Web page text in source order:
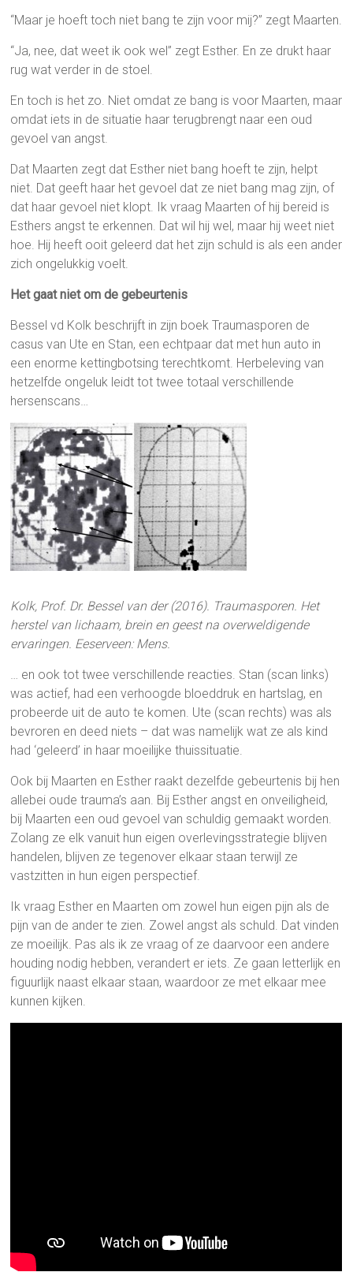
“Maar je hoeft toch niet bang te zijn voor mij?” zegt Maarten.
“Ja, nee, dat weet ik ook wel” zegt Esther. En ze drukt haar
rug wat verder in de stoel.
En toch is het zo. Niet omdat ze bang is voor Maarten, maar
omdat iets in de situatie haar terugbrengt naar een oud
gevoel van angst.
Dat Maarten zegt dat Esther niet bang hoeft te zijn, helpt
niet. Dat geeft haar het gevoel dat ze niet bang mag zijn, of
dat haar gevoel niet klopt. Ik vraag Maarten of hij bereid is
Esthers angst te erkennen. Dat wil hij wel, maar hij weet niet
hoe. Hij heeft ooit geleerd dat het zijn schuld is als een ander
zich ongelukkig voelt.
Het gaat niet om de gebeurtenis
Bessel vd Kolk beschrijft in zijn boek Traumasporen de
casus van Ute en Stan, een echtpaar dat met hun auto in
een enorme kettingbotsing terechtkomt. Herbeleving van
hetzelfde ongeluk leidt tot twee totaal verschillende
hersenscans…
Kolk, Prof. Dr. Bessel van der (2016). Traumasporen. Het
herstel van lichaam, brein en geest na overweldigende
ervaringen. Eeserveen: Mens.
… en ook tot twee verschillende reacties. Stan (scan links)
was actief, had een verhoogde bloeddruk en hartslag, en
probeerde uit de auto te komen. Ute (scan rechts) was als
bevroren en deed niets – dat was namelijk wat ze als kind
had ‘geleerd’ in haar moeilijke thuissituatie.
Ook bij Maarten en Esther raakt dezelfde gebeurtenis bij hen
allebei oude trauma’s aan. Bij Esther angst en onveiligheid,
bij Maarten een oud gevoel van schuldig gemaakt worden.
Zolang ze elk vanuit hun eigen overlevingsstrategie blijven
handelen, blijven ze tegenover elkaar staan terwijl ze
vastzitten in hun eigen perspectief.
Ik vraag Esther en Maarten om zowel hun eigen pijn als de
pijn van de ander te zien. Zowel angst als schuld. Dat vinden
ze moeilijk. Pas als ik ze vraag of ze daarvoor een andere
houding nodig hebben, verandert er iets. Ze gaan letterlijk en
figuurlijk naast elkaar staan, waardoor ze met elkaar mee
kunnen kijken.